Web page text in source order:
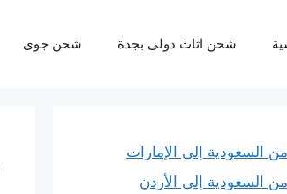
شحن اثاث دولى بجدة شحن جوى
السعودية إلى الإمارات
السعودية إلى الأردن